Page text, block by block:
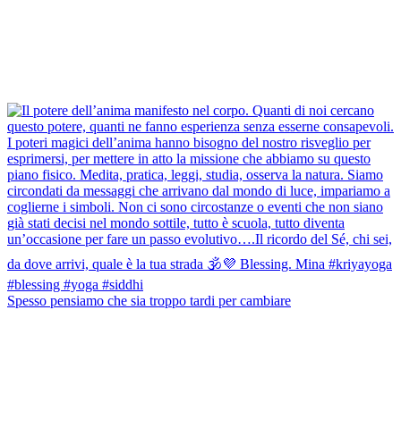
Spesso pensiamo che sia troppo tardi per cambiare